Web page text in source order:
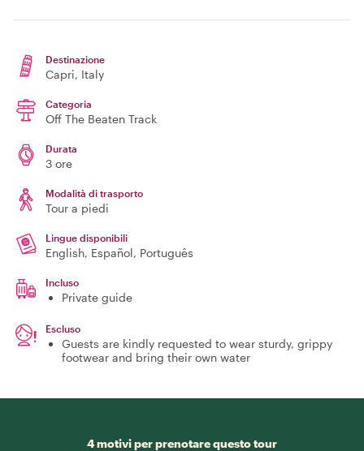
Destinazione
Capri, Italy
Categoria
Off The Beaten Track
Durata
3 ore
Modalità di trasporto
Tour a piedi
Lingue disponibili
English, Español, Português
Incluso
Private guide
Escluso
Guests are kindly requested to wear sturdy, grippy
footwear and bring their own water
4 motivi per prenotare questo tour